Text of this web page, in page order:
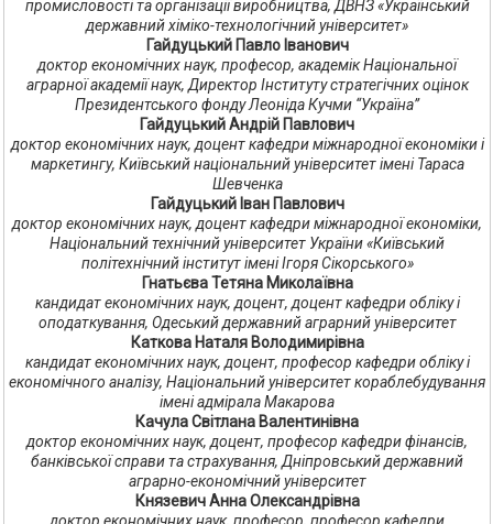
промисловості та організації виробництва, ДВНЗ «Український
державний хіміко-технологічний університет»
Гайдуцький Павло Іванович
доктор економічних наук, професор, академік Національної
аграрної академії наук, Директор Інституту стратегічних оцінок
Президентського фонду Леоніда Кучми “Україна”
Гайдуцький Андрій Павлович
доктор економічних наук, доцент кафедри міжнародної економіки і
маркетингу, Київський національний університет імені Тараса
Шевченка
Гайдуцький Іван Павлович
доктор економічних наук, доцент кафедри міжнародної економіки,
Національний технічний університет України «Київський
політехнічний інститут імені Ігоря Сікорського»
Гнатьєва Тетяна Миколаївна
кандидат економічних наук, доцент, доцент кафедри обліку і
оподаткування, Одеський державний аграрний університет
Каткова Наталя Володимирівна
кандидат економічних наук, доцент, професор кафедри обліку і
економічного аналізу, Національний університет кораблебудування
імені адмірала Макарова
Качула Світлана Валентинівна
доктор економічних наук, доцент, професор кафедри фінансів,
банківської справи та страхування, Дніпровський державний
аграрно-економічний університет
Князевич Анна Олександрівна